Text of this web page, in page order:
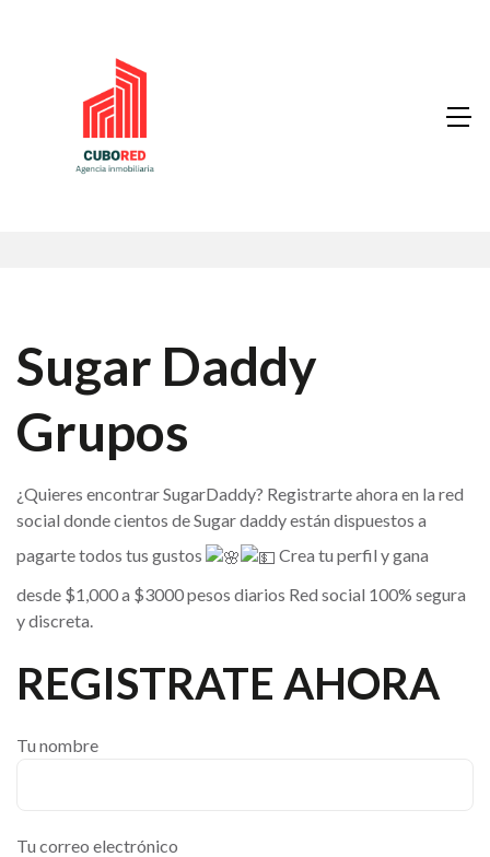
Sugar Daddy
Grupos
¿Quieres encontrar SugarDaddy? Registrarte ahora en la red
social donde cientos de Sugar daddy están dispuestos a
pagarte todos tus gustos
Crea tu perfil y gana
desde $1,000 a $3000 pesos diarios Red social 100% segura
y discreta.
REGISTRATE AHORA
Tu nombre
Tu correo electrónico